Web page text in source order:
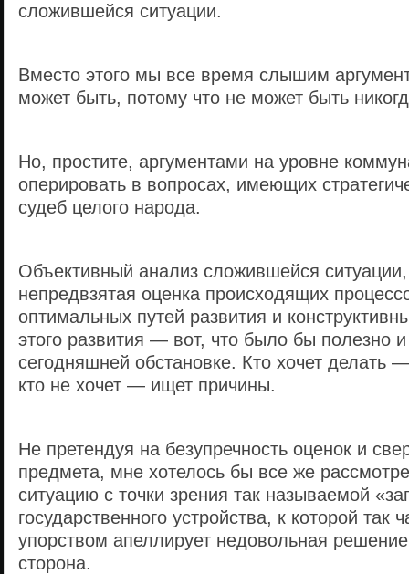
сложившейся ситуации.
Вместо этого мы все время слышим
может быть, потому что не может быть
Но, простите, аргументами на уровне
оперировать в вопросах, имеющих
судеб целого народа.
Объективный анализ сложившейся
непредвзятая оценка происходящих
оптимальных путей развития и
этого развития — вот, что было бы полезно
сегодняшней обстановке. Кто хочет делать
кто не хочет — ищет причины.
Не претендуя на безупречность оценок и
предмета, мне хотелось бы все же
ситуацию с точки зрения так называемой
государственного устройства, к которой так
упорством апеллирует недовольная
сторона.